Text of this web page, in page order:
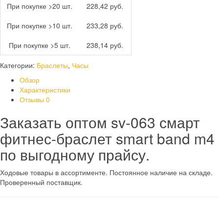
При покупке >20 шт.
228,42 руб.
При покупке >10 шт.
233,28 руб.
При покупке >5 шт.
238,14 руб.
Категории: Браслеты, Часы
Обзор
Характеристики
Отзывы 0
Заказать оптом sv-063 смарт
фитнес-браслет smart band m4
по выгодному прайсу.
Ходовые товары в ассортименте. Постоянное наличие на складе.
Проверенный поставщик.